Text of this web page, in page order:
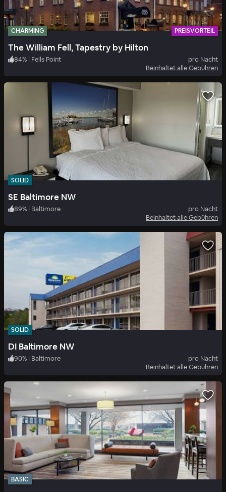
CHARMING PREISVORTEIL
The William Fell, Tapestry by Hilton
84% | Fells Point
pro Nacht
Beinhaltet alle Gebühren
SOLID
SE Baltimore NW
89% | Baltimore
pro Nacht
Beinhaltet alle Gebühren
SOLID
DI Baltimore NW
90% | Baltimore
pro Nacht
Beinhaltet alle Gebühren
BASIC